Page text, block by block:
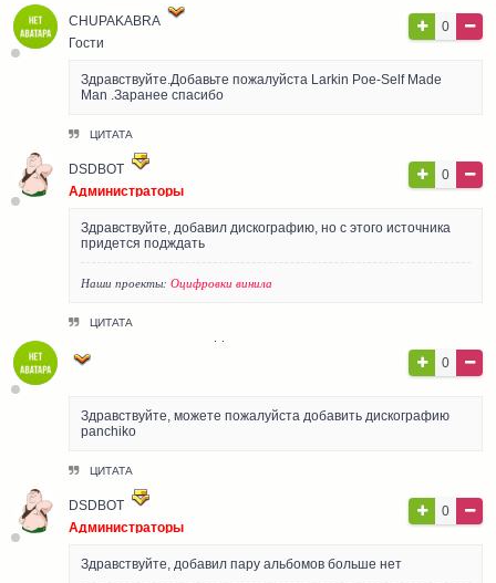
CHUPAKABRA
Гости
0
Здравствуйте.Добавьте пожалуйста Larkin Poe-Self Made
Man .Заранее спасибо
ЦИТАТА
DSDBOT
Администраторы
0
Здравствуйте, добавил дискографию, но с этого источника
придется подждать
Наши проекты: Оцифровки винила
ЦИТАТА
0
Здравствуйте, можете пожалуйста добавить дискографию
panchiko
ЦИТАТА
DSDBOT
Администраторы
0
Здравствуйте, добавил пару альбомов больше нет